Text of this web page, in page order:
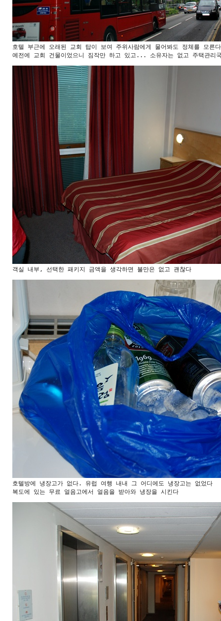
호텔 부근에 오래된 교회 탑이 보여 주위사람에게 물어봐도 정체를 모른
예전에 교회 건물이었으니 짐작만 하고 있고... 소유자는 없고 주택관리
객실 내부, 선택한 패키지 금액을 생각하면 불만은 없고 괜찮다
호텔방에 냉장고가 없다. 유럽 여행 내내 그 어디에도 냉장고는 없었다
복도에 있는 무료 얼음고에서 얼음을 받아와 냉장을 시킨다